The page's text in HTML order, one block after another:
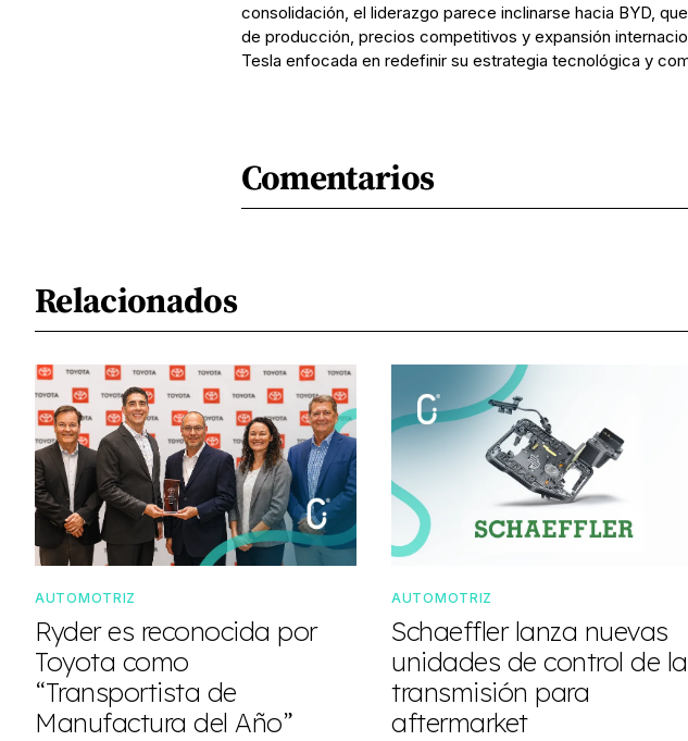
consolidación, el liderazgo parece inclinarse hacia BYD,
de producción, precios competitivos y expansión
Tesla enfocada en redefinir su estrategia tecnológica y
Comentarios
Relacionados
AUTOMOTRIZ
Ryder es reconocida por
Toyota como
“Transportista de
Manufactura del Año”
AUTOMOTRIZ
Schaeffler lanza nuevas
unidades de control de la
transmisión para
aftermarket